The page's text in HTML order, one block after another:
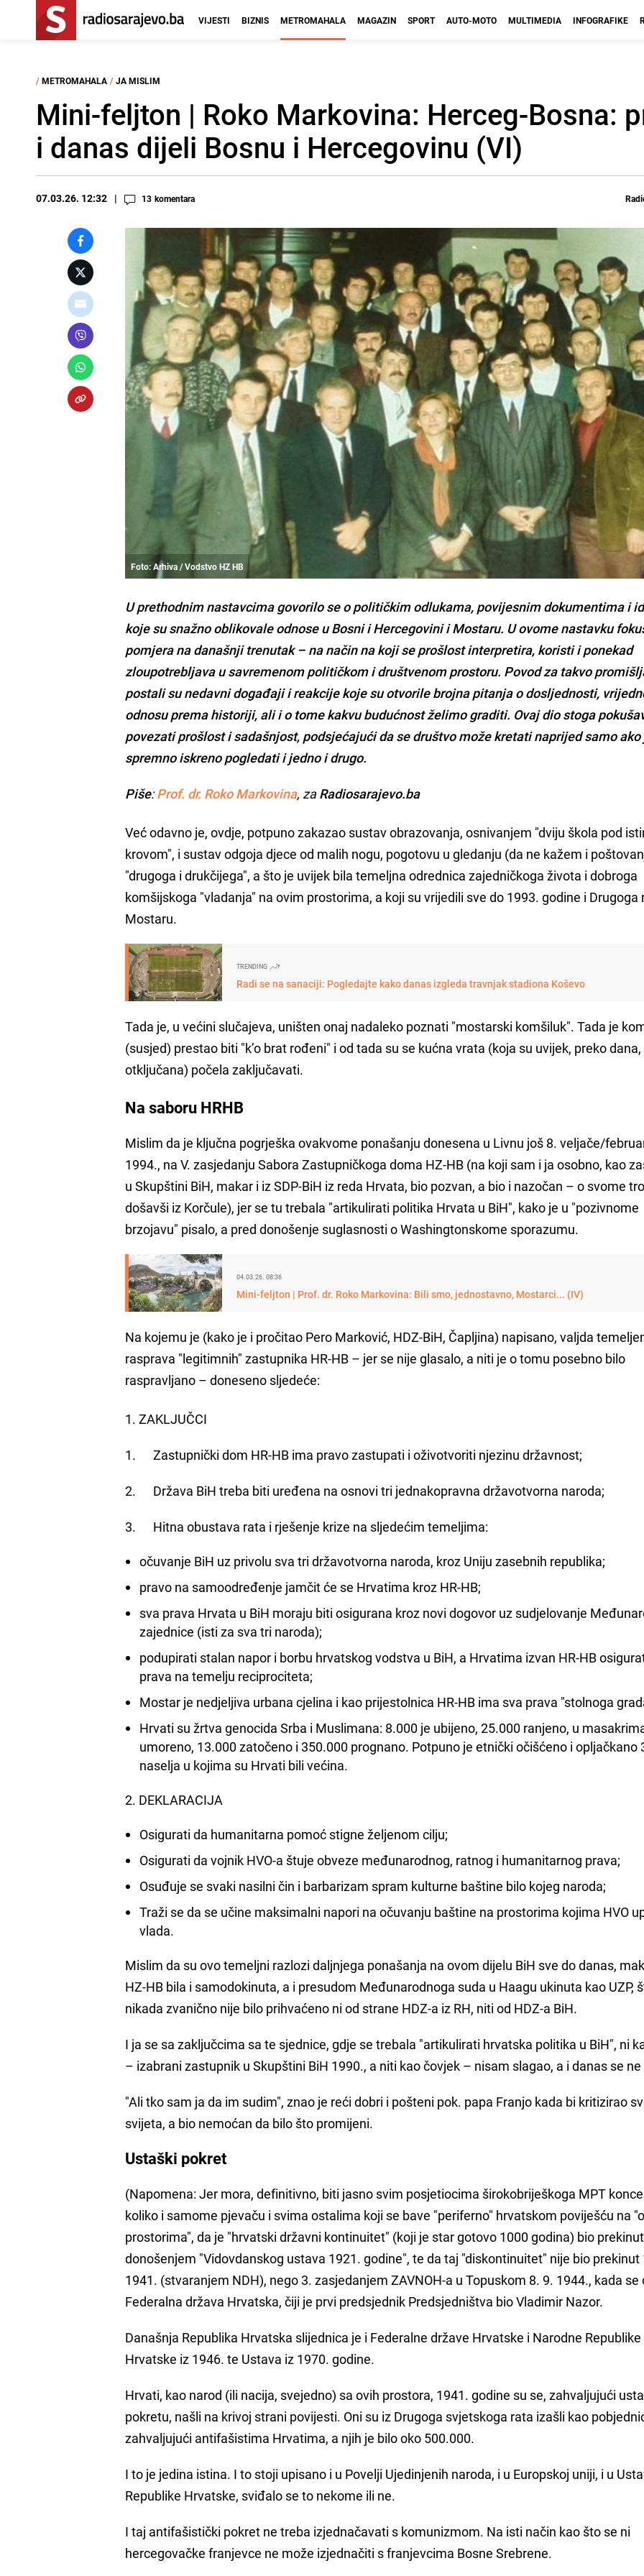
VIJESTI BIZNIS METROMAHALA MAGAZIN SPORT AUTO-MOTO MULTIMEDIA INFOGRAFIKE
/ METROMAHALA / JA MISLIM
Mini-feljton | Roko Markovina: Herceg-Bosna:
i danas dijeli Bosnu i Hercegovinu (VI)
07.03.26. 12:32 13 komentara
Foto: Arhiva / Vodstvo HZ HB
U prethodnim nastavcima govorilo se o političkim odlukama, povijesnim dokumentima i
koje su snažno oblikovale odnose u Bosni i Hercegovini i Mostaru. U ovome nastavku
pomjera na današnji trenutak – na način na koji se prošlost interpretira, koristi i ponekad
zloupotrebljava u savremenom političkom i društvenom prostoru. Povod za takvo
postali su nedavni događaji i reakcije koje su otvorile brojna pitanja o dosljednosti,
odnosu prema historiji, ali i o tome kakvu budućnost želimo graditi. Ovaj dio stoga
povezati prošlost i sadašnjost, podsjećajući da se društvo može kretati naprijed samo ako
spremno iskreno pogledati i jedno i drugo.
Piše:Prof. dr. Roko Markovina, zaRadiosarajevo.ba
Već odavno je, ovdje, potpuno zakazao sustav obrazovanja, osnivanjem "dviju škola pod
krovom", i sustav odgoja djece od malih nogu, pogotovu u gledanju (da ne kažem i
"drugoga i drukčijega", a što je uvijek bila temeljna odrednica zajedničkoga života i dobroga
komšijskoga "vladanja" na ovim prostorima, a koji su vrijedili sve do 1993. godine i Drugoga
Mostaru.
TRENDING
Radi se na sanaciji: Pogledajte kako danas izgleda travnjak stadiona Koševo
Tada je, u većini slučajeva, uništen onaj nadaleko poznati "mostarski komšiluk". Tada je
(susjed) prestao biti "k’o brat rođeni" i od tada su se kućna vrata (koja su uvijek, preko
otključana) počela zaključavati.
Na saboru HRHB
Mislim da je ključna pogrješka ovakvome ponašanju donesena u Livnu još 8. veljače/
1994., na V. zasjedanju Sabora Zastupničkoga doma HZ-HB (na koji sam i ja osobno, kao
u Skupštini BiH, makar i iz SDP-BiH iz reda Hrvata, bio pozvan, a bio i nazočan – o svome
došavši iz Korčule), jer se tu trebala "artikulirati politika Hrvata u BiH", kako je u "pozivnome
brzojavu" pisalo, a pred donošenje suglasnosti o Washingtonskome sporazumu.
04.03.26. 08:36
Mini-feljton | Prof. dr. Roko Markovina: Bili smo, jednostavno, Mostarci... (IV)
Na kojemu je (kako je i pročitao Pero Marković, HDZ-BiH, Čapljina) napisano, valjda
rasprava "legitimnih" zastupnika HR-HB – jer se nije glasalo, a niti je o tomu posebno bilo
raspravljano – doneseno sljedeće:
1. ZAKLJUČCI
1. Zastupnički dom HR-HB ima pravo zastupati i oživotvoriti njezinu državnost;
2. Država BiH treba biti uređena na osnovi tri jednakopravna državotvorna naroda;
3. Hitna obustava rata i rješenje krize na sljedećim temeljima:
očuvanje BiH uz privolu sva tri državotvorna naroda, kroz Uniju zasebnih republika;
pravo na samoodređenje jamčit će se Hrvatima kroz HR-HB;
sva prava Hrvata u BiH moraju biti osigurana kroz novi dogovor uz sudjelovanje
zajednice (isti za sva tri naroda);
podupirati stalan napor i borbu hrvatskog vodstva u BiH, a Hrvatima izvan HR-HB
prava na temelju reciprociteta;
Mostar je nedjeljiva urbana cjelina i kao prijestolnica HR-HB ima sva prava "stolnoga
Hrvati su žrtva genocida Srba i Muslimana: 8.000 je ubijeno, 25.000 ranjeno, u
umoreno, 13.000 zatočeno i 350.000 prognano. Potpuno je etnički očišćeno i opljačkano
naselja u kojima su Hrvati bili većina.
2. DEKLARACIJA
Osigurati da humanitarna pomoć stigne željenom cilju;
Osigurati da vojnik HVO-a štuje obveze međunarodnog, ratnog i humanitarnog prava;
Osuđuje se svaki nasilni čin i barbarizam spram kulturne baštine bilo kojeg naroda;
Traži se da se učine maksimalni napori na očuvanju baštine na prostorima kojima HVO
vlada.
Mislim da su ovo temeljni razlozi daljnjega ponašanja na ovom dijelu BiH sve do danas,
HZ-HB bila i samodokinuta, a i presudom Međunarodnoga suda u Haagu ukinuta kao UZP,
nikada zvanično nije bilo prihvaćeno ni od strane HDZ-a iz RH, niti od HDZ-a BiH.
I ja se sa zaključcima sa te sjednice, gdje se trebala "artikulirati hrvatska politika u BiH", ni
– izabrani zastupnik u Skupštini BiH 1990., a niti kao čovjek – nisam slagao, a i danas se
"Ali tko sam ja da im sudim", znao je reći dobri i pošteni pok. papa Franjo kada bi kritizirao
svijeta, a bio nemoćan da bilo što promijeni.
Ustaški pokret
(Napomena: Jer mora, definitivno, biti jasno svim posjetiocima širokobriješkoga MPT
koliko i samome pjevaču i svima ostalima koji se bave "periferno" hrvatskom poviješću na
prostorima", da je "hrvatski državni kontinuitet" (koji je star gotovo 1000 godina) bio prekinut
donošenjem "Vidovdanskog ustava 1921. godine", te da taj "diskontinuitet" nije bio prekinut
1941. (stvaranjem NDH), nego 3. zasjedanjem ZAVNOH-a u Topuskom 8. 9. 1944., kada se
Federalna država Hrvatska, čiji je prvi predsjednik Predsjedništva bio Vladimir Nazor.
Današnja Republika Hrvatska slijednica je i Federalne države Hrvatske i Narodne Republike
Hrvatske iz 1946. te Ustava iz 1970. godine.
Hrvati, kao narod (ili nacija, svejedno) sa ovih prostora, 1941. godine su se, zahvaljujući
pokretu, našli na krivoj strani povijesti. Oni su iz Drugoga svjetskoga rata izašli kao
zahvaljujući antifašistima Hrvatima, a njih je bilo oko 500.000.
I to je jedina istina. I to stoji upisano i u Povelji Ujedinjenih naroda, i u Europskoj uniji, i u
Republike Hrvatske, sviđalo se to nekome ili ne.
I taj antifašistički pokret ne treba izjednačavati s komunizmom. Na isti način kao što se ni
hercegovačke franjevce ne može izjednačiti s franjevcima Bosne Srebrene.